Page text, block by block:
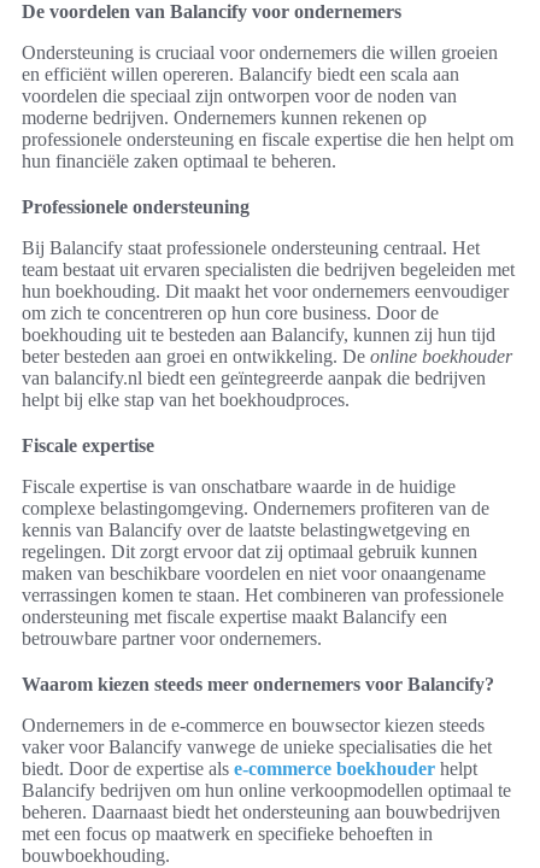
De voordelen van Balancify voor ondernemers
Ondersteuning is cruciaal voor ondernemers die willen groeien
en efficiënt willen opereren. Balancify biedt een scala aan
voordelen die speciaal zijn ontworpen voor de noden van
moderne bedrijven. Ondernemers kunnen rekenen op
professionele ondersteuning en fiscale expertise die hen helpt om
hun financiële zaken optimaal te beheren.
Professionele ondersteuning
Bij Balancify staat professionele ondersteuning centraal. Het
team bestaat uit ervaren specialisten die bedrijven begeleiden met
hun boekhouding. Dit maakt het voor ondernemers eenvoudiger
om zich te concentreren op hun core business. Door de
boekhouding uit te besteden aan Balancify, kunnen zij hun tijd
beter besteden aan groei en ontwikkeling. De online boekhouder
van balancify.nl biedt een geïntegreerde aanpak die bedrijven
helpt bij elke stap van het boekhoudproces.
Fiscale expertise
Fiscale expertise is van onschatbare waarde in de huidige
complexe belastingomgeving. Ondernemers profiteren van de
kennis van Balancify over de laatste belastingwetgeving en
regelingen. Dit zorgt ervoor dat zij optimaal gebruik kunnen
maken van beschikbare voordelen en niet voor onaangename
verrassingen komen te staan. Het combineren van professionele
ondersteuning met fiscale expertise maakt Balancify een
betrouwbare partner voor ondernemers.
Waarom kiezen steeds meer ondernemers voor Balancify?
Ondernemers in de e-commerce en bouwsector kiezen steeds
vaker voor Balancify vanwege de unieke specialisaties die het
biedt. Door de expertise als e-commerce boekhouder helpt
Balancify bedrijven om hun online verkoopmodellen optimaal te
beheren. Daarnaast biedt het ondersteuning aan bouwbedrijven
met een focus op maatwerk en specifieke behoeften in
bouwboekhouding.